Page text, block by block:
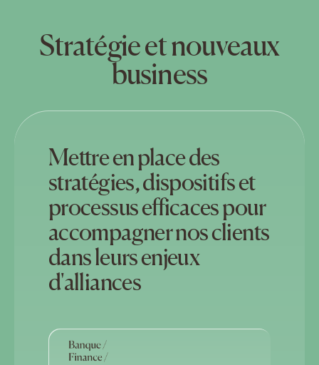
Stratégie et nouveaux
business
Mettre en place des
stratégies, dispositifs et
processus efficaces pour
accompagner nos clients
dans leurs enjeux
d'alliances